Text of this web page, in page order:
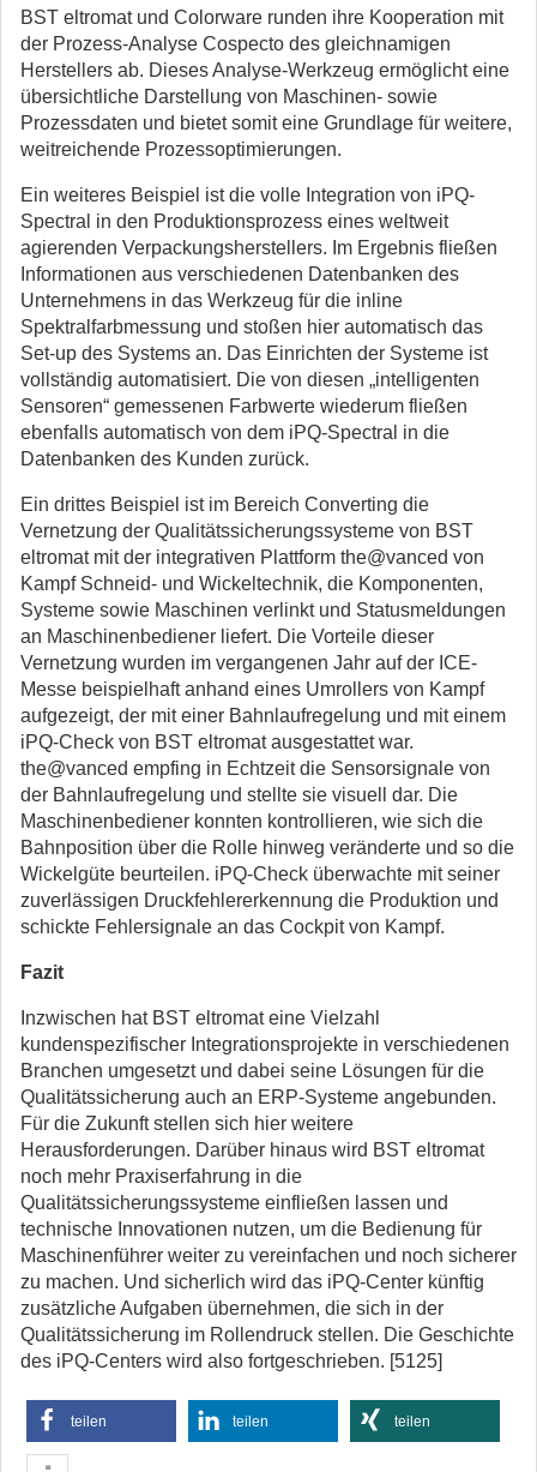
BST eltromat und Colorware runden ihre Kooperation mit
der Prozess-Analyse Cospecto des gleichnamigen
Herstellers ab. Dieses Analyse-Werkzeug ermöglicht eine
übersichtliche Darstellung von Maschinen- sowie
Prozessdaten und bietet somit eine Grundlage für weitere,
weitreichende Prozessoptimierungen.
Ein weiteres Beispiel ist die volle Integration von iPQ-
Spectral in den Produktionsprozess eines weltweit
agierenden Verpackungsherstellers. Im Ergebnis fließen
Informationen aus verschiedenen Datenbanken des
Unternehmens in das Werkzeug für die inline
Spektralfarbmessung und stoßen hier automatisch das
Set-up des Systems an. Das Einrichten der Systeme ist
vollständig automatisiert. Die von diesen „intelligenten
Sensoren“ gemessenen Farbwerte wiederum fließen
ebenfalls automatisch von dem iPQ-Spectral in die
Datenbanken des Kunden zurück.
Ein drittes Beispiel ist im Bereich Converting die
Vernetzung der Qualitätssicherungssysteme von BST
eltromat mit der integrativen Plattform the@vanced von
Kampf Schneid- und Wickeltechnik, die Komponenten,
Systeme sowie Maschinen verlinkt und Statusmeldungen
an Maschinenbediener liefert. Die Vorteile dieser
Vernetzung wurden im vergangenen Jahr auf der ICE-
Messe beispielhaft anhand eines Umrollers von Kampf
aufgezeigt, der mit einer Bahnlaufregelung und mit einem
iPQ-Check von BST eltromat ausgestattet war.
the@vanced empfing in Echtzeit die Sensorsignale von
der Bahnlaufregelung und stellte sie visuell dar. Die
Maschinenbediener konnten kontrollieren, wie sich die
Bahnposition über die Rolle hinweg veränderte und so die
Wickelgüte beurteilen. iPQ-Check überwachte mit seiner
zuverlässigen Druckfehlererkennung die Produktion und
schickte Fehlersignale an das Cockpit von Kampf.
Fazit
Inzwischen hat BST eltromat eine Vielzahl
kundenspezifischer Integrationsprojekte in verschiedenen
Branchen umgesetzt und dabei seine Lösungen für die
Qualitätssicherung auch an ERP-Systeme angebunden.
Für die Zukunft stellen sich hier weitere
Herausforderungen. Darüber hinaus wird BST eltromat
noch mehr Praxiserfahrung in die
Qualitätssicherungssysteme einfließen lassen und
technische Innovationen nutzen, um die Bedienung für
Maschinenführer weiter zu vereinfachen und noch sicherer
zu machen. Und sicherlich wird das iPQ-Center künftig
zusätzliche Aufgaben übernehmen, die sich in der
Qualitätssicherung im Rollendruck stellen. Die Geschichte
des iPQ-Centers wird also fortgeschrieben. [5125]
teilen teilen teilen